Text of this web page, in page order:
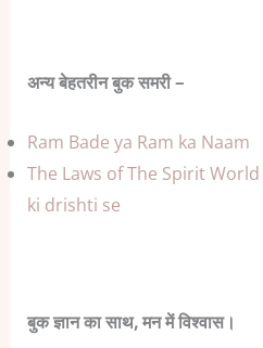
अन्य बेहतरीन बुक समरी –
Ram Bade ya Ram ka Naam
The Laws of The Spirit
ki drishti se
बुक ज्ञान का साथ, मन में विश्वास।